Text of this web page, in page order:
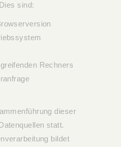
sind:
Rechners
dieser
statt.
bildet